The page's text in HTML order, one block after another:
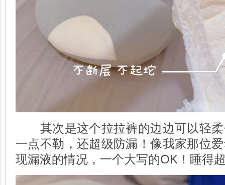
其次是这个拉拉裤的边边可以轻柔
一点不勒，还超级防漏！像我家那位
现漏液的情况，一个大写的OK！睡得